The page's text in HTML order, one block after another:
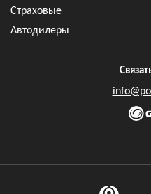
Страховые
Автодилеры